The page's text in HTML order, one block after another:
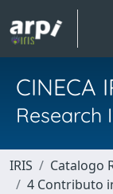
CINECA
Research
IRIS
Catalogo
4 Contributo